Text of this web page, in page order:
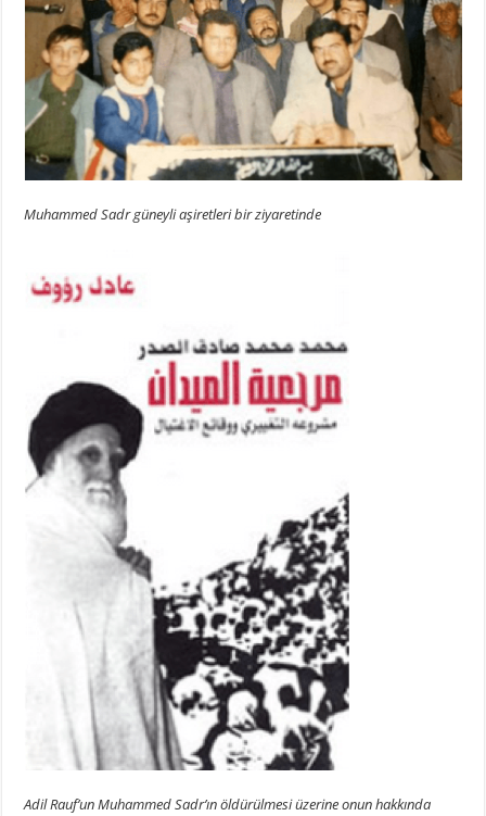
Muhammed Sadr güneyli aşiretleri bir ziyaretinde
Adil Rauf’un Muhammed Sadr’ın öldürülmesi üzerine onun hakkında